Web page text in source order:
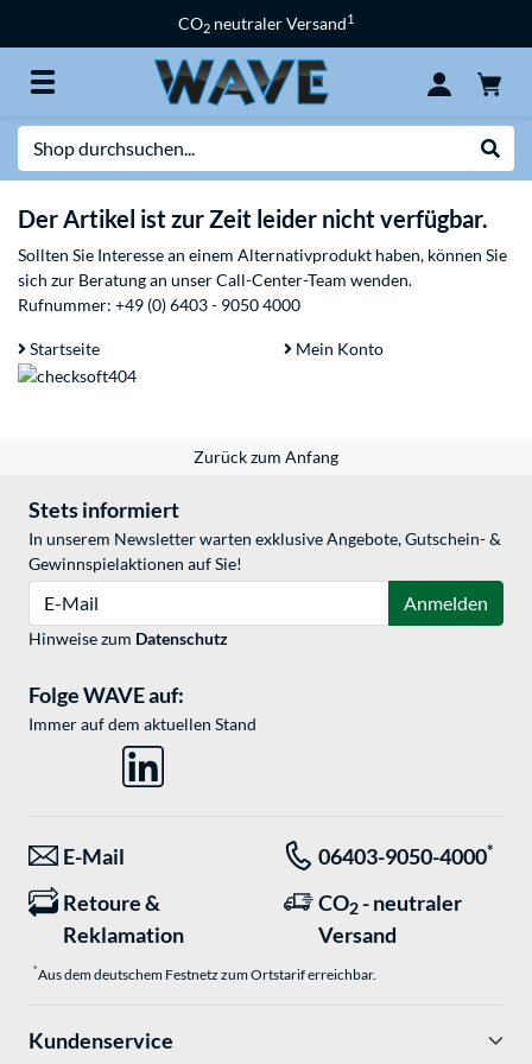
CO2 neutraler Versand1
Der Artikel ist zur Zeit leider nicht verfügbar.
Sollten Sie Interesse an einem Alternativprodukt haben, können Sie
sich zur Beratung an unser Call-Center-Team wenden.
Rufnummer: +49 (0) 6403 - 9050 4000
Startseite Mein Konto
Zurück zum Anfang
Stets informiert
In unserem Newsletter warten exklusive Angebote, Gutschein- &
Gewinnspielaktionen auf Sie!
Anmelden
Hinweise zum Datenschutz
Folge WAVE auf:
Immer auf dem aktuellen Stand
E-Mail 06403-9050-4000*
Retoure &
Reklamation
CO2 - neutraler
Versand
*Aus dem deutschem Festnetz zum Ortstarif erreichbar.
Kundenservice